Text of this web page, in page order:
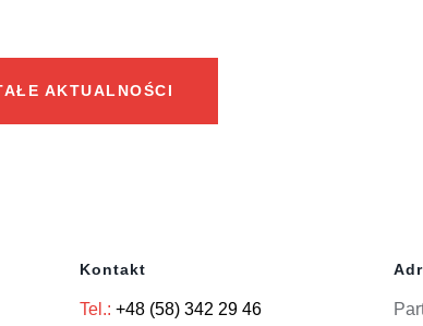
AKTUALNOŚCI
Kontakt
Tel.: +48 (58) 342 29 46